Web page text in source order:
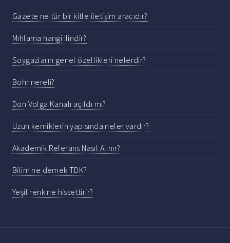
Gazete ne tür bir kitle iletişim aracıdır?
Mıhlama hangi Ilindir?
Soygazların genel özellikleri nelerdir?
Bohr nereli?
Don Volga Kanalı açıldı mı?
Uzun kemiklerin yapısında neler vardır?
Akademik Referans Nasıl Alınır?
Bilim ne demek TDK?
Yeşil renk ne hissettirir?